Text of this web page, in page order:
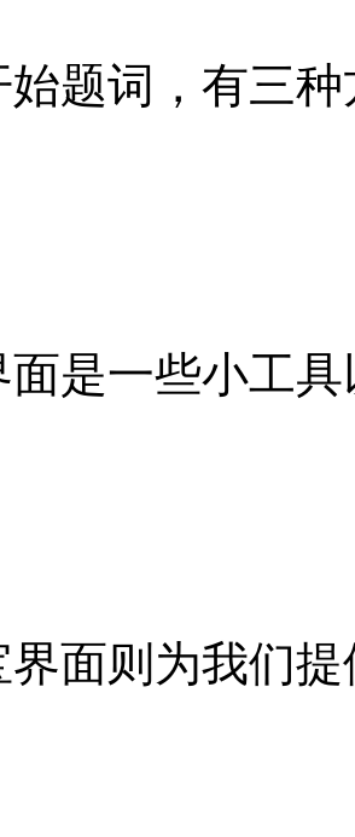
始题词，有三
面是一些小工
界面则为我们